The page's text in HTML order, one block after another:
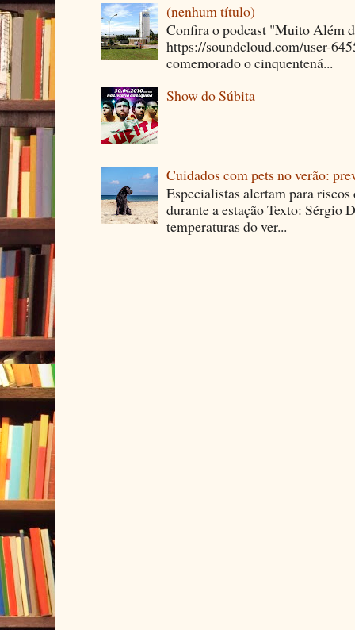
(nenhum título)
Confira o podcast "Muito Além
https://soundcloud.com/user-
comemorado o cinquentená...
Show do Súbita
Cuidados com pets no verão:
Especialistas alertam para
durante a estação Texto: Sérgio
temperaturas do ver...